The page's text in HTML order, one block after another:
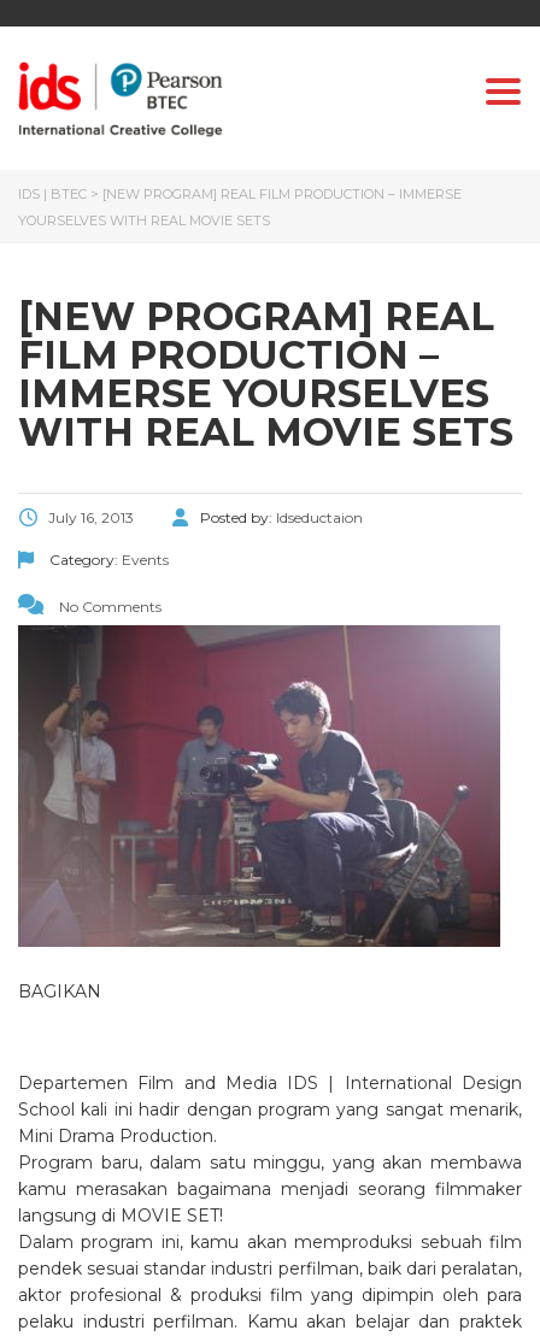
IDS | BTEC > [NEW PROGRAM] REAL FILM PRODUCTION – IMMERSE
YOURSELVES WITH REAL MOVIE SETS
[NEW PROGRAM] REAL
FILM PRODUCTION –
IMMERSE YOURSELVES
WITH REAL MOVIE SETS
July 16, 2013 Posted by: Idseductaion
Category: Events
No Comments
BAGIKAN
Departemen Film and Media IDS | International Design
School kali ini hadir dengan program yang sangat menarik,
Mini Drama Production.
Program baru, dalam satu minggu, yang akan membawa
kamu merasakan bagaimana menjadi seorang filmmaker
langsung di MOVIE SET!
Dalam program ini, kamu akan memproduksi sebuah film
pendek sesuai standar industri perfilman, baik dari peralatan,
aktor profesional & produksi film yang dipimpin oleh para
pelaku industri perfilman. Kamu akan belajar dan praktek